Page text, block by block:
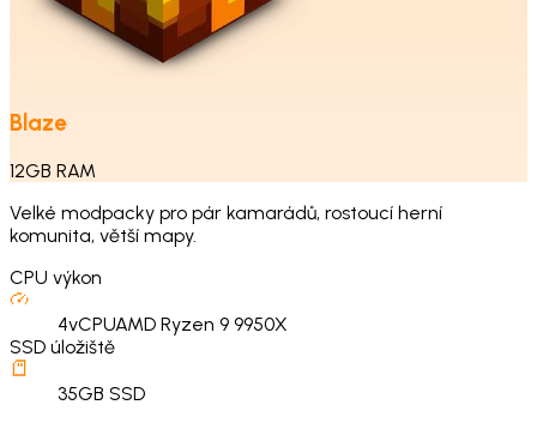
Blaze
12GB RAM
Velké modpacky pro pár kamarádů, rostoucí herní
komunita, větší mapy.
CPU výkon
4vCPUAMD Ryzen 9 9950X
SSD úložiště
35GB SSD